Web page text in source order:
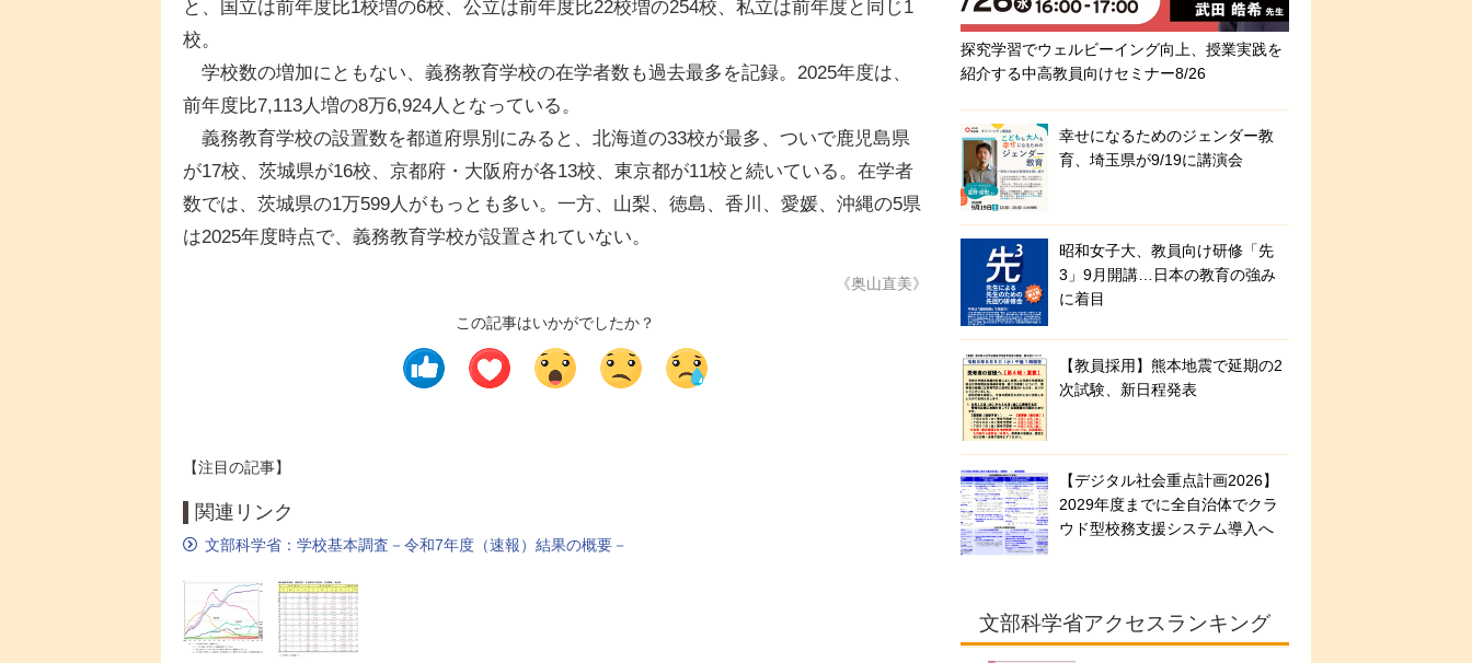
と、国立は前年度比1校増の6校、公立は前年度比22校増の254校、私立は前年度と同じ1
校。
学校数の増加にともない、義務教育学校の在学者数も過去最多を記録。2025年度は、
前年度比7,113人増の8万6,924人となっている。
義務教育学校の設置数を都道府県別にみると、北海道の33校が最多、ついで鹿児島県
が17校、茨城県が16校、京都府・大阪府が各13校、東京都が11校と続いている。在学者
数では、茨城県の1万599人がもっとも多い。一方、山梨、徳島、香川、愛媛、沖縄の5県
は2025年度時点で、義務教育学校が設置されていない。
《奥山直美》
この記事はいかがでしたか？
【注目の記事】
関連リンク
文部科学省：学校基本調査－令和7年度（速報）結果の概要－
探究学習でウェルビーイング向上、授業実践を
紹介する中高教員向けセミナー8/26
幸せになるためのジェンダー教
育、埼玉県が9/19に講演会
昭和女子大、教員向け研修「先
3」9月開講…日本の教育の強み
に着目
【教員採用】熊本地震で延期の2
次試験、新日程発表
【デジタル社会重点計画2026】
2029年度までに全自治体でクラ
ウド型校務支援システム導入へ
文部科学省アクセスランキング